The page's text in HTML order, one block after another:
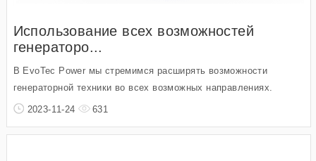
Использование всех возможностей
генераторо...
В EvoTec Power мы стремимся расширять возможности
генераторной техники во всех возможных направлениях.
2023-11-24 631